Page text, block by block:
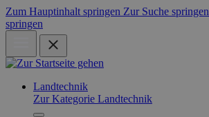
Zum Hauptinhalt springen Zur Suche springen
springen
Landtechnik
Zur Kategorie Landtechnik